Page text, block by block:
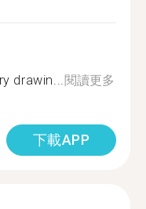
drawin...閱讀更多
下載APP